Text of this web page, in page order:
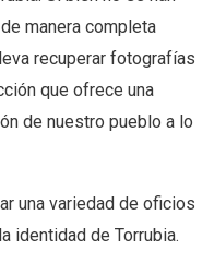
manera completa
recuperar fotografías
que ofrece una
de nuestro pueblo a lo
una variedad de oficios
identidad de Torrubia.